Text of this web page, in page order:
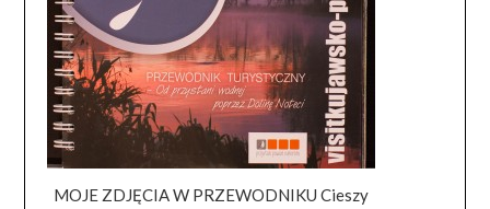
MOJE ZDJĘCIA W PRZEWODNIKU Cieszy